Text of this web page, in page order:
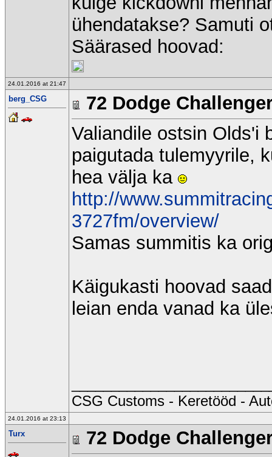
ühendatakse? Samuti
Säärased hoovad:
24.01.2016 at 21:47
berg_CSG
72 Dodge
Valiandile ostsin Olds'i
paigutada tulemyyrile,
hea välja ka
http://
3727fm/overview/
Samas summitis ka
Käigukasti hoovad
leian enda vanad ka
CSG Customs - Keretööd -
24.01.2016 at 23:13
Turx
72 Dodge